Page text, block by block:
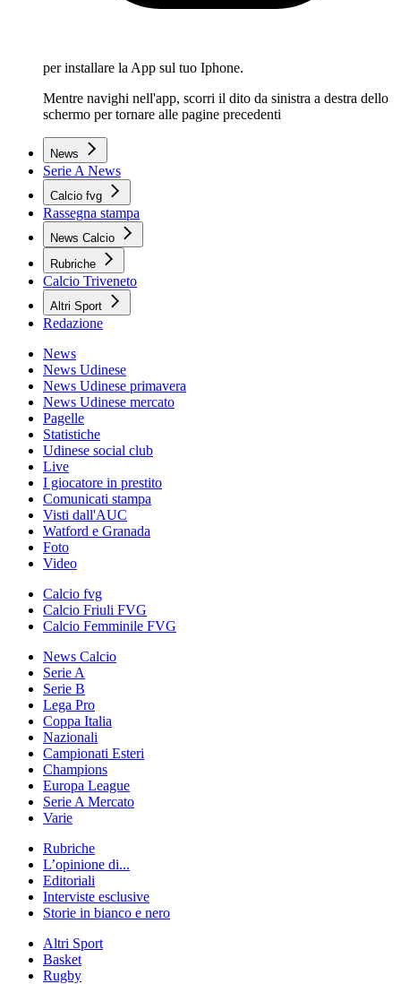
per installare la App sul tuo Iphone.
Mentre navighi nell'app, scorri il dito da sinistra a destra dello
schermo per tornare alle pagine precedenti
News
Serie A News
Calcio fvg
Rassegna stampa
News Calcio
Rubriche
Calcio Triveneto
Altri Sport
Redazione
News
News Udinese
News Udinese primavera
News Udinese mercato
Pagelle
Statistiche
Udinese social club
Live
I giocatore in prestito
Comunicati stampa
Visti dall'AUC
Watford e Granada
Foto
Video
Calcio fvg
Calcio Friuli FVG
Calcio Femminile FVG
News Calcio
Serie A
Serie B
Lega Pro
Coppa Italia
Nazionali
Campionati Esteri
Champions
Europa League
Serie A Mercato
Varie
Rubriche
L’opinione di...
Editoriali
Interviste esclusive
Storie in bianco e nero
Altri Sport
Basket
Rugby